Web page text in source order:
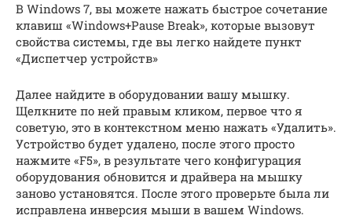
В Windows 7, вы можете нажать быстрое сочетание
клавиш «Windows+Pause Break», которые вызовут
свойства системы, где вы легко найдете пункт
«Диспетчер устройств»
Далее найдите в оборудовании вашу мышку.
Щелкните по ней правым кликом, первое что я
советую, это в контекстном меню нажать «Удалить».
Устройство будет удалено, после этого просто
нажмите «F5», в результате чего конфигурация
оборудования обновится и драйвера на мышку
заново установятся. После этого проверьте была ли
исправлена инверсия мыши в вашем Windows.